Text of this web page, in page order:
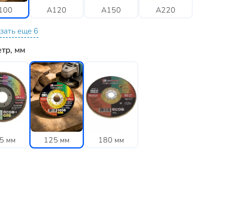
A120 A150 A220
еще 6
мм
мм 125 мм 180 мм